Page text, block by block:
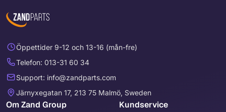
Öppettider 9-12 och 13-16 (mån-fre)
Telefon: 013-31 60 34
Support: info@zandparts.com
Järnyxegatan 17, 213 75 Malmö, Sweden
Om Zand Group Kundservice